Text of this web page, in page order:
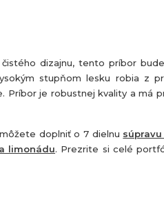
dizajnu, tento príbor
stupňom lesku robia z
Príbor je robustnej kvality a má
doplniť o 7 dielnu
limonádu. Prezrite si celé